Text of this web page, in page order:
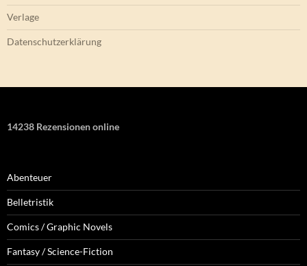
Verlage
Datenschutzerklärung
14238 Rezensionen online
Abenteuer
Belletristik
Comics / Graphic Novels
Fantasy / Science-Fiction